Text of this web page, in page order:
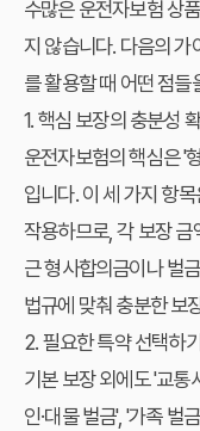
수많은 운전자보험 상
지 않습니다. 다음의
를 활용할 때 어떤 점
1. 핵심 보장의 충분성
운전자보험의 핵심은 '
입니다. 이 세 가지 항
작용하므로, 각 보장 금
근 형사합의금이나 벌
법규에 맞춰 충분한 보
2. 필요한 특약 선택하기
기본 보장 외에도 '교통
인·대물 벌금', '가족 벌